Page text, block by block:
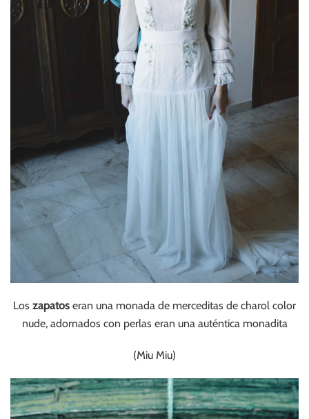
Los zapatos eran una monada de merceditas de charol color
nude, adornados con perlas eran una auténtica monadita
(Miu Miu)